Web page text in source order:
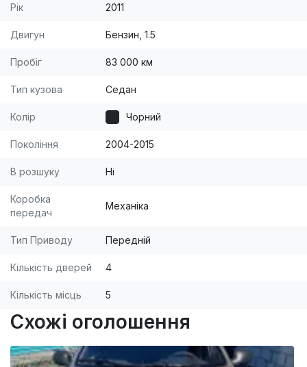
Рік 2011
Двигун Бензин, 1.5
Пробіг 83 000 км
Тип кузова Седан
Колір Чорний
Покоління 2004-2015
В розшуку Ні
Коробка
передач
Механіка
Тип Приводу Передній
Кількість дверей 4
Кількість місць 5
Схожі оголошення